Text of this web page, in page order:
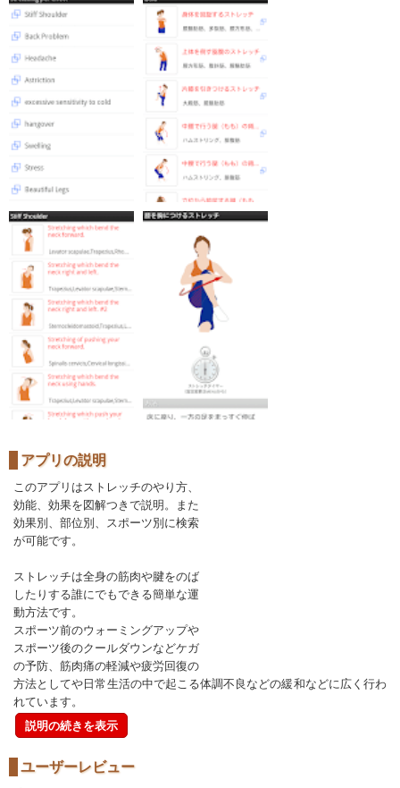
アプリの説明
このアプリはストレッチのやり方、
効能、効果を図解つきで説明。また
効果別、部位別、スポーツ別に検索
が可能です。
ストレッチは全身の筋肉や腱をのば
したりする誰にでもできる簡単な運
動方法です。
スポーツ前のウォーミングアップや
スポーツ後のクールダウンなどケガ
の予防、筋肉痛の軽減や疲労回復の
方法としてや日常生活の中で起こる体調不良などの緩和などに広く行わ
れています。
説明の続きを表示
ユーザーレビュー